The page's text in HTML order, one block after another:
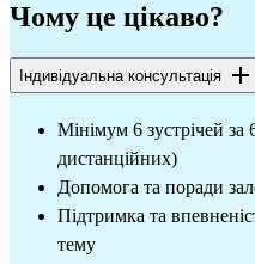
Чому це цікаво?
Індивідуальна консультація
Мінімум 6 зустрічей за
дистанційних)
Допомога та поради
Підтримка та
тему